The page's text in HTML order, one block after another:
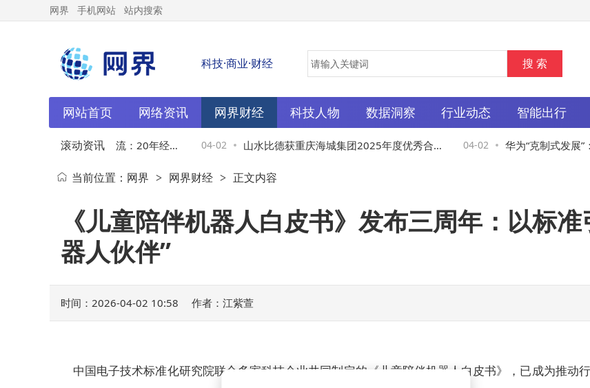
网界 手机网站 站内搜索
科技·商业·财经
网站首页 网络资讯 网界财经 科技人物 数据洞察 行业动态 智能出行
滚动资讯
物流怎么选？友旗物流：20年经验
景服务网络成优选
04-02 山水比德获重庆海城集团2025年度优秀合作
伙伴奖，以创新设计共筑高品质人居
04-02 华为“克制式发展”
当前位置： 网界 > 网界财经 > 正文内容
《儿童陪伴机器人白皮书》发布三周年：以标
器人伙伴”
时间：2026-04-02 10:58 作者：江紫萱
中国电子技术标准化研究院联合多家科技企业共同制定的《儿童陪伴机器人白皮书》，已成为推动